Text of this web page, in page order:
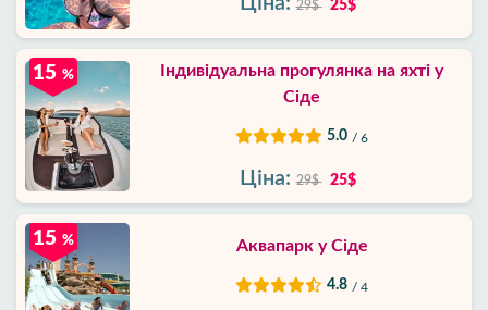
29$ 25$
Індивідуальна прогулянка на яхті у
Сіде
5.0 / 6
15 %
Ціна: 29$ 25$
Аквапарк у Сіде
4.8 / 4
15 %